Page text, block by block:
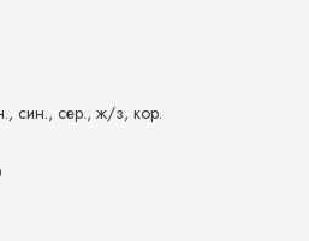
син., сер., ж/з, кор.